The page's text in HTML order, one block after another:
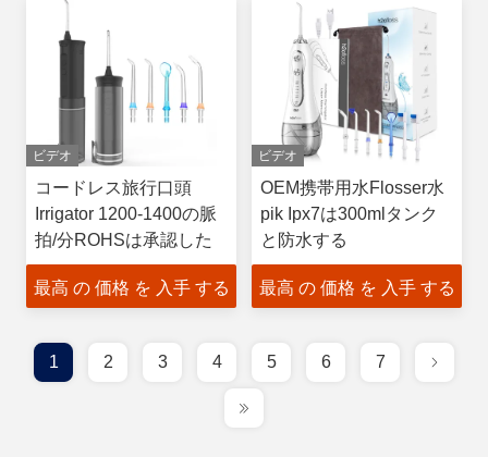
ビデオ
コードレス旅行口頭
Irrigator 1200-1400の脈
拍/分ROHSは承認した
最高 の 価格 を 入手 する
ビデオ
OEM携帯用水Flosser水
pik Ipx7は300mlタンク
と防水する
最高 の 価格 を 入手 する
1 2 3 4 5 6 7